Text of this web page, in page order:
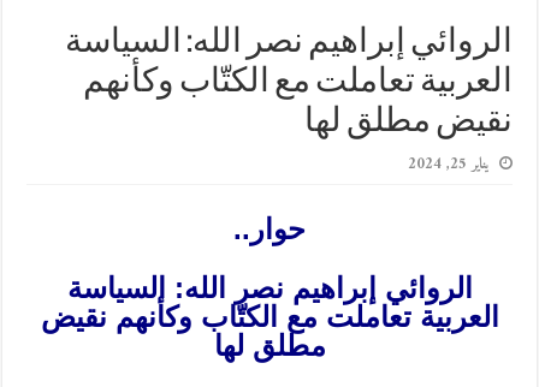
الروائي إبراهيم نصر الله: السياسة
العربية تعاملت مع الكتّاب وكأنهم
نقيض مطلق لها
يناير 25, 2024
حوار..
الروائي إبراهيم نصر الله: السياسة
العربية تعاملت مع الكتّاب وكأنهم نقيض
مطلق لها